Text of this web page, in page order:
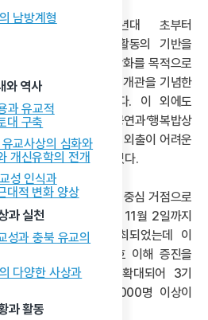
남방계형
와 역사
과 유교적
대 구축
교사상의 심화와
개신유학의 전개
성 인식과
대적 변화 양상
과 실천
성과 충북 유교의
다양한 사상과
과 활동
충주교회는 2010년대 초부터
격화하여 해외 선교 활동의 기반을
지역사회와의 소통 강화를 목적으로
홍보관’을 개관하였으며, 개관을 기념한
의 시민이 참석하였다. 이 외에도
어르신을 위한 국악 공연과‘행복밥상
있다. 이 봉사는 휴가철 외출이 어려운
험의 기회를 제공하고 있다.
충북 지역 신천지예수교 중심 거점으로
전개하고 있다. 2025년 11월 2일까지
청 계시록 특강’이 개최되었는데 이
한 종교 간 대화와 상호 이해 증진을
될수록 참여 규모가 확대되어 3기
교지도자를 포함한 1,000명 이상이
대되었다.